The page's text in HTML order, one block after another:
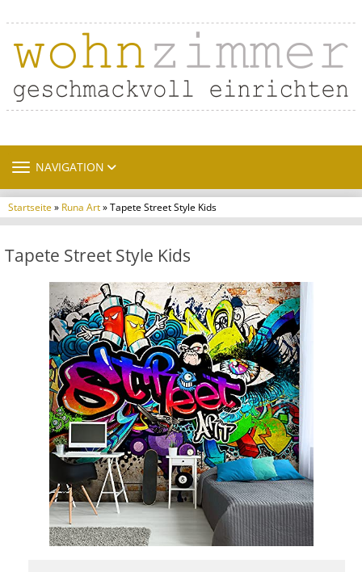
TOGGLE NAVIGATION
NAVIGATION
Startseite» Runa Art» Tapete Street Style Kids
Tapete Street Style Kids